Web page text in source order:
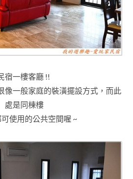
宿一樓客廳 !!
像一般家庭的裝潢擺設方式 ， 而此
處是同棟樓
使用的公共空間喔 ~